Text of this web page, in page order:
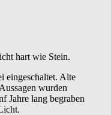
hart wie Stein.
eingeschaltet. Alte
wurden
Jahre lang begraben